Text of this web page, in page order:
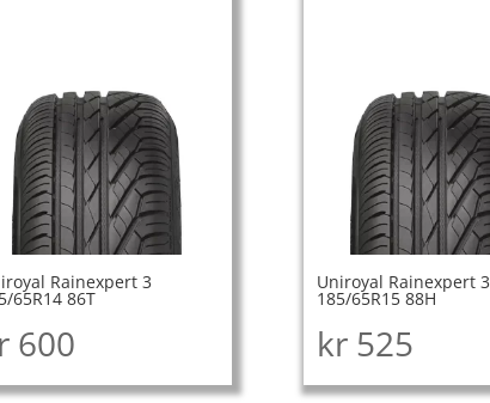
Rainexpert 3
65R14 86T
600
Uniroyal Rainexpert 3
185/65R15 88H
kr 525